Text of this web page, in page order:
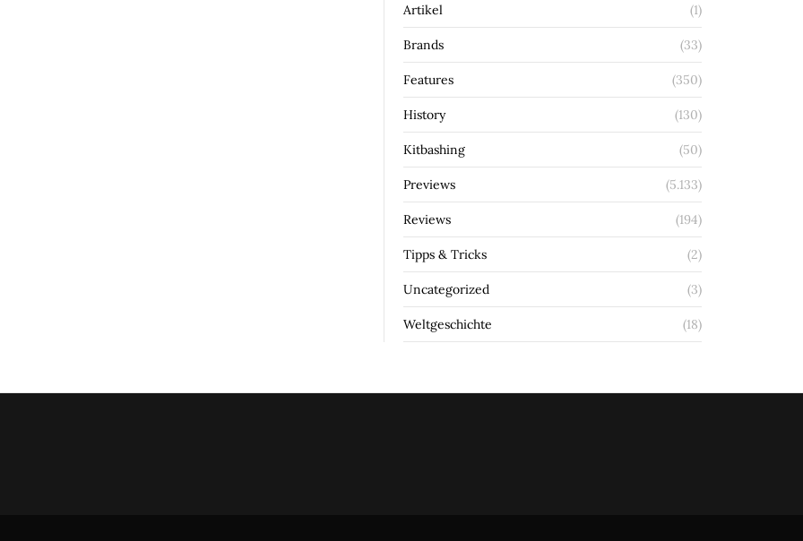
Artikel (1)
Brands (33)
Features (350)
History (130)
Kitbashing (50)
Previews (5.133)
Reviews (194)
Tipps & Tricks (2)
Uncategorized (3)
Weltgeschichte (18)